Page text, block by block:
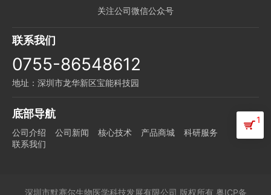
关注公司微信公众号
联系我们
0755-86548612
地址：深圳市龙华新区宝能科技园
底部导航
公司介绍 公司新闻 核心技术 产品商城
科研服务
联系我们
深圳市默赛尔生物医学科技发展有限公司 版权所有 粤ICP备
1